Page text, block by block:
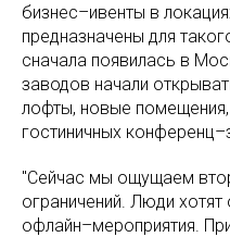
бизнес–ивенты в
предназначены для
сначала появилась в
заводов начали
лофты, новые
гостиничных
"Сейчас мы ощущаем
ограничений. Люди
офлайн–мероприятия.